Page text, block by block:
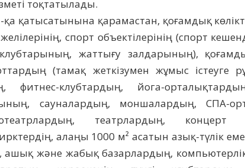
тоқтатылады.
қа қатысатынына қарамастан, қоғамдық
спорт объектілерінің (спорт
клубтарының, жаттығу залдарының),
(тамақ жеткізумен жұмыс істеуге
фитнес-клубтардың, йога-
сауналардың, моншалардың, СПА-
театрлардың, концерт
алаңы 1000 м² асатын азық-түлік
ашық және жабық базарлардың,